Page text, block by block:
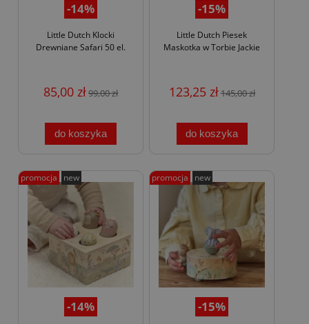
-14%
Little Dutch Klocki
Drewniane Safari 50 el.
85,00 zł99,00 zł
do koszyka
-15%
Little Dutch Piesek
Maskotka w Torbie Jackie
123,25 zł145,00 zł
do koszyka
-14%
promocja new
-15%
promocja new